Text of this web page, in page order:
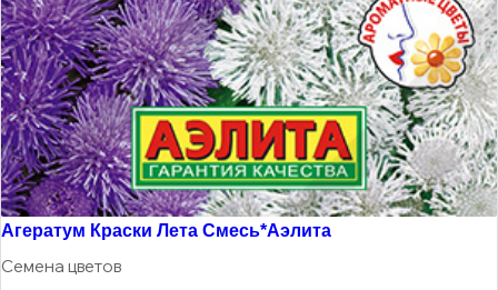
Агератум Краски Лета Смесь*Аэлита
Семена цветов